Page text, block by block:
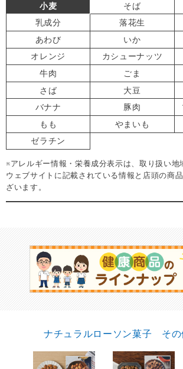
小麦
そば
乳成分
落花生
あわび
いか
オレンジ
カシューナッツ
牛肉
ごま
さば
大豆
バナナ
豚肉
もも
やまいも
ゼラチン
※アレルギー情報・栄養成分表示は、取り扱い地
ウェブサイトに記載されている情報と店頭の商
ざいます。
ナチュラルローソン菓子 その